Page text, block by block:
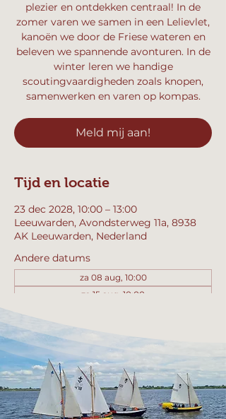
plezier en ontdekken centraal! In de
zomer varen we samen in een Lelievlet,
kanoën we door de Friese wateren en
beleven we spannende avonturen. In de
winter leren we handige
scoutingvaardigheden zoals knopen,
samenwerken en varen op kompas.
Meld mij aan!
Tijd en locatie
23 dec 2028, 10:00 – 13:00
Leeuwarden, Avondsterweg 11a, 8938
AK Leeuwarden, Nederland
Andere datums
za 08 aug, 10:00
za 15 aug, 10:00
Bekijk alle 358 datums
Meld mij aan!